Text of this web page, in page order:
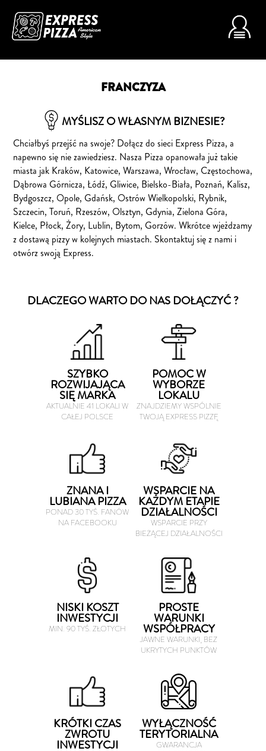
FRANCZYZA
MYŚLISZ O WŁASNYM BIZNESIE?
Chciałbyś przejść na swoje? Dołącz do sieci Express Pizza, a
napewno się nie zawiedziesz. Nasza Pizza opanowała już takie
miasta jak Kraków, Katowice, Warszawa, Wrocław, Częstochowa,
Dąbrowa Górnicza, Łódź, Gliwice, Bielsko-Biała, Poznań, Kalisz,
Bydgoszcz, Opole, Gdańsk, Ostrów Wielkopolski, Rybnik,
Szczecin, Toruń, Rzeszów, Olsztyn, Gdynia, Zielona Góra,
Kielce, Płock, Żory, Lublin, Bytom, Gorzów. Wkrótce wjeżdzamy
z dostawą pizzy w kolejnych miastach. Skontaktuj się z nami i
otwórz swoją Express.
DLACZEGO WARTO DO NAS DOŁĄCZYĆ ?
SZYBKO
ROZWIJAJĄCA
SIĘ MARKA
AKTUALNIE 41 LOKALI W
CAŁEJ POLSCE
POMOC W
WYBORZE
LOKALU
ZNAJDZIEMY WSPÓLNIE
TWOJĄ EXPRESS PIZZĘ
ZNANA I
LUBIANA PIZZA
PONAD 30 TYŚ. FANÓW
NA FACEBOOKU
WSPARCIE NA
KAŻDYM ETAPIE
DZIAŁALNOŚCI
WSPARCIE PRZY
BIEŻĄCEJ DZIAŁALNOŚCI
NISKI KOSZT
INWESTYCJI
MIN. 90 TYŚ. ZŁOTYCH
PROSTE
WARUNKI
WSPÓŁPRACY
JAWNE WARUNKI, BEZ
UKRYTYCH PUNKTÓW
KRÓTKI CZAS
ZWROTU
INWESTYCJI
WYŁĄCZNOŚĆ
TERYTORIALNA
GWARANCJA